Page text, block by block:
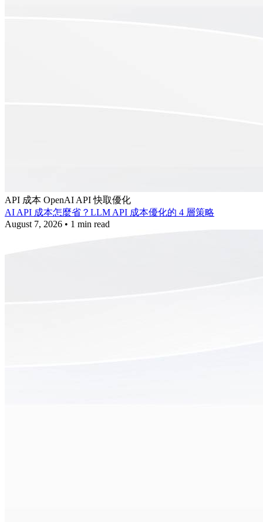
API 成本 OpenAI API 快取優化
AI API 成本怎麼省？LLM API 成本優化的 4 層策略
August 7, 2026 • 1 min read